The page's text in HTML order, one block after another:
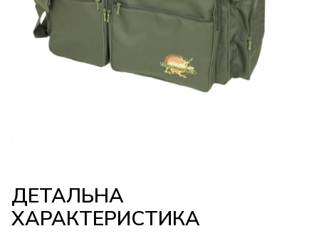
ДЕТАЛЬНА
ХАРАКТЕРИСТИКА